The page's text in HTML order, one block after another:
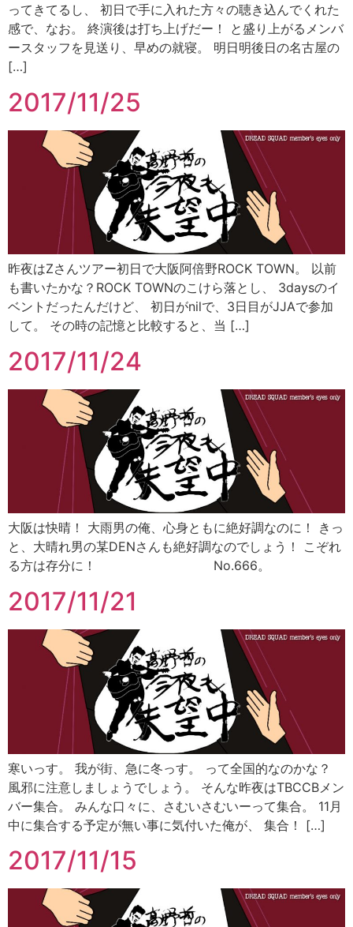
ってきてるし、 初日で手に入れた方々の聴き込んでくれた
感で、なお。 終演後は打ち上げだー！ と盛り上がるメンバ
ースタッフを見送り、早めの就寝。 明日明後日の名古屋の
[…]
2017/11/25
昨夜はZさんツアー初日で大阪阿倍野ROCK TOWN。 以前
も書いたかな？ROCK TOWNのこけら落とし、 3daysのイ
ベントだったんだけど、 初日がnilで、3日目がJJAで参加
して。 その時の記憶と比較すると、当 […]
2017/11/24
大阪は快晴！ 大雨男の俺、心身ともに絶好調なのに！ きっ
と、大晴れ男の某DENさんも絶好調なのでしょう！ こぞれ
る方は存分に！ No.666。
2017/11/21
寒いっす。 我が街、急に冬っす。 って全国的なのかな？
風邪に注意しましょうでしょう。 そんな昨夜はTBCCBメン
バー集合。 みんな口々に、さむいさむいーって集合。 11月
中に集合する予定が無い事に気付いた俺が、 集合！ […]
2017/11/15